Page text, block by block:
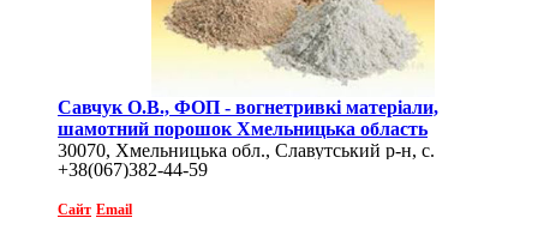
Савчук О.В., ФОП - вогнетривкі матеріали,
шамотний порошок Хмельницька область
30070, Хмельницька обл., Славутський р-н, с.
Улашанівка, вул. Б. Хмельницького, 23
+38(067)382-44-59
Сайт Email